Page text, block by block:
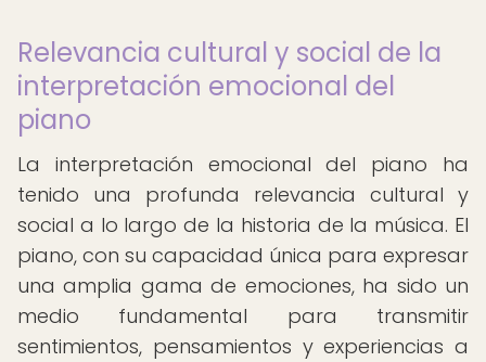
Relevancia cultural y social de la
interpretación emocional del
piano
La interpretación emocional del piano ha
tenido una profunda relevancia cultural y
social a lo largo de la historia de la música. El
piano, con su capacidad única para expresar
una amplia gama de emociones, ha sido un
medio fundamental para transmitir
sentimientos, pensamientos y experiencias a